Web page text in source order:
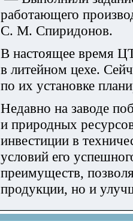
работающего
С. М. Спиридонов.
В настоящее время
в литейном цехе.
по их установке
Недавно на заводе
и природных
инвестиции в
условий его
преимуществ,
продукции, но и